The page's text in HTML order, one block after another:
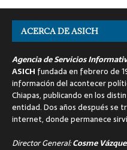
ACERCA DE ASICH
Agencia de Servicios
ASICH fundada en febrero de
información del acontecer
Chiapas, publicando en los
entidad. Dos años después se
internet, donde permanece
Director General:Cosme